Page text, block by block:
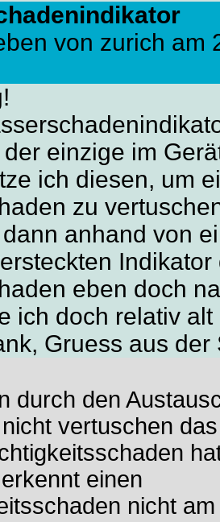
von zurich am
einzige im
ich diesen, um
zu
anhand von
Indikator
eben doch
ich doch relativ
Gruess aus der
durch den
vertuschen
einen
nicht